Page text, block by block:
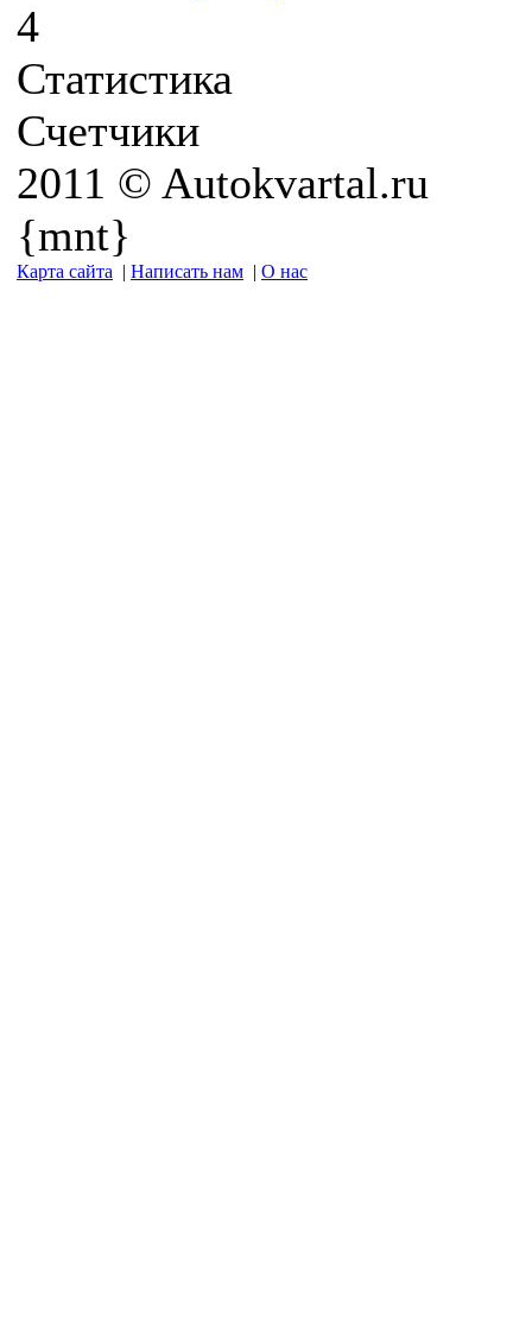
4
Статистика
Счетчики
2011 © Autokvartal.ru
{mnt}
Карта сайта | Написать нам | О нас